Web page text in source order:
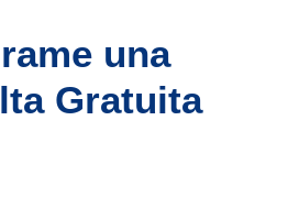
una
Gratuita